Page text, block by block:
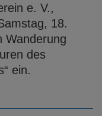
e. V.,
18.
Wanderung
des
ein.